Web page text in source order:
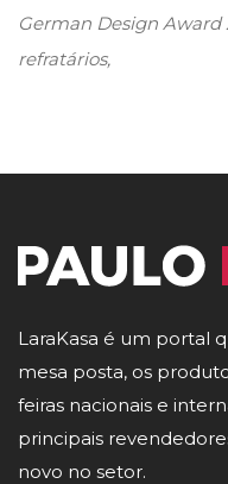
German Design Award
refratários
LaraKasa é um portal
mesa posta, os
feiras nacionais e
principais
novo no setor.